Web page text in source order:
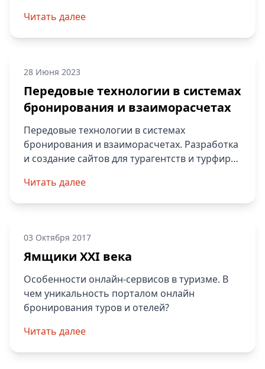
Читать далее
28 Июня 2023
Передовые технологии в системах
бронирования и взаиморасчетах
Передовые технологии в системах
бронирования и взаиморасчетах. Разработка
и создание сайтов для турагентств и турфирм-
Качественные сайты с высокой конверсией.
Читать далее
03 Октября 2017
Ямщики XXI века
Особенности онлайн-сервисов в туризме. В
чем уникальность порталом онлайн
бронирования туров и отелей?
Читать далее